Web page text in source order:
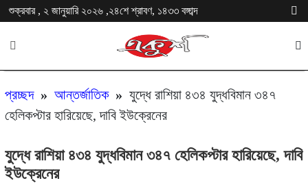
শুক্রবার , ২ জানুয়ারি ২০২৬ ,২৪শে শ্রাবণ, ১৪৩৩ বঙ্গাব্দ
প্রচ্ছদ» আন্তর্জাতিক» যুদ্ধে রাশিয়া ৪৩৪ যুদ্ধবিমান ৩৪৭
হেলিকপ্টার হারিয়েছে, দাবি ইউক্রেনের
যুদ্ধে রাশিয়া ৪৩৪ যুদ্ধবিমান ৩৪৭ হেলিকপ্টার হারিয়েছে, দাবি
ইউক্রেনের